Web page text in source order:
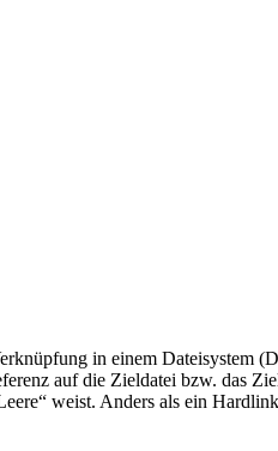
in einem Dateisystem
auf die Zieldatei bzw. das
weist. Anders als ein